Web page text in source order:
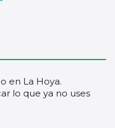
en La Hoya.
lo que ya no uses